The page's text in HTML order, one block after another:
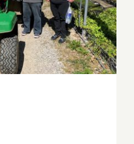
VRTA